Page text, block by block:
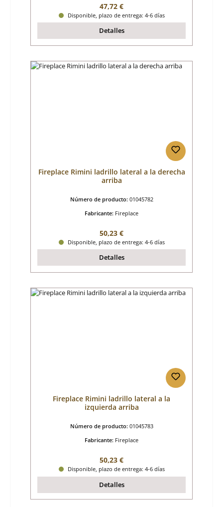
Precio normal:
47,72 €
Disponible, plazo de entrega: 4-6 días
Detalles
Fireplace Rimini ladrillo lateral a la derecha
arriba
Número de producto: 01045782
Fabricante: Fireplace
Precio normal:
50,23 €
Disponible, plazo de entrega: 4-6 días
Detalles
Fireplace Rimini ladrillo lateral a la
izquierda arriba
Número de producto: 01045783
Fabricante: Fireplace
Precio normal:
50,23 €
Disponible, plazo de entrega: 4-6 días
Detalles